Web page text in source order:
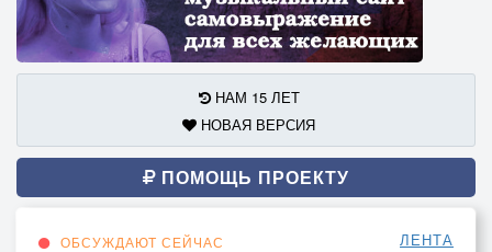
НАМ 15 ЛЕТ
НОВАЯ ВЕРСИЯ
ПОМОЩЬ ПРОЕКТУ
ОБСУЖДАЮТ СЕЙЧАС ЛЕНТА